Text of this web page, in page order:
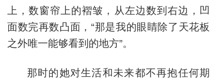
上，数窗帘上的褶皱，从左边数到右边，凹
面数完再数凸面，“那是我的眼睛除了天花板
之外唯一能够看到的地方”。
那时的她对生活和未来都不再抱任何期